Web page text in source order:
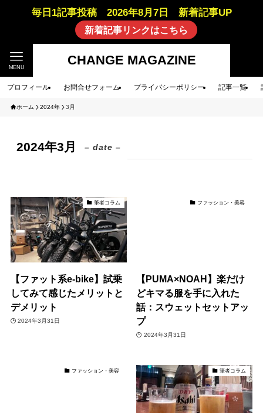
毎日1記事投稿 2026年8月7日 新着記事UP
新着記事リンクはこちら
CHANGE MAGAZINE
MENU
プロフィール お問合せフォーム プライバシーポリシー 記事一覧
ホーム 2024年 3月
2024年3月 – date –
筆者コラム
【ファット系e-bike】試乗
してみて感じたメリットと
デメリット
2024年3月31日
ファッション・美容
【PUMA×NOAH】楽だけ
どキマる服を手に入れた
話：スウェットセットアッ
プ
2024年3月31日
ファッション・美容 筆者コラム